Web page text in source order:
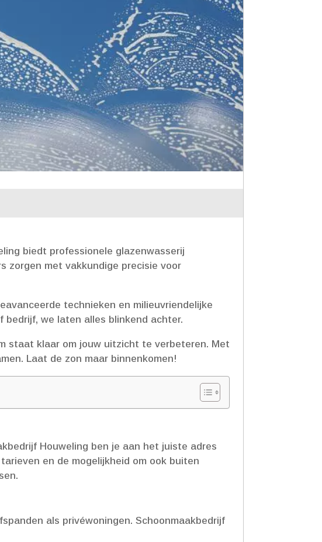
biedt professionele glazenwasserij
zorgen met vakkundige precisie voor
technieken en milieuvriendelijke
we laten alles blinkend achter.​
staat klaar om jouw uitzicht te verbeteren.​ Met
Laat de zon maar binnenkomen!
Houweling ben je aan het juiste adres
en de mogelijkheid om ook buiten
als privéwoningen.​ Schoonmaakbedrijf